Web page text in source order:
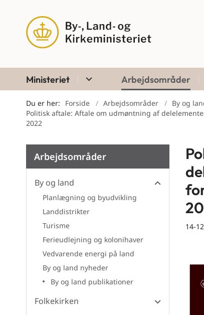
Ministeriet Arbejdsområder
Du er her: Forside Arbejdsområder By og
Politisk aftale: Aftale om udmøntning af
2022
Arbejdsområder
By og land
Planlægning og byudvikling
Landdistrikter
Turisme
Ferieudlejning og kolonihaver
Vedvarende energi på land
By og land nyheder
By og land publikationer
Folkekirken
14-